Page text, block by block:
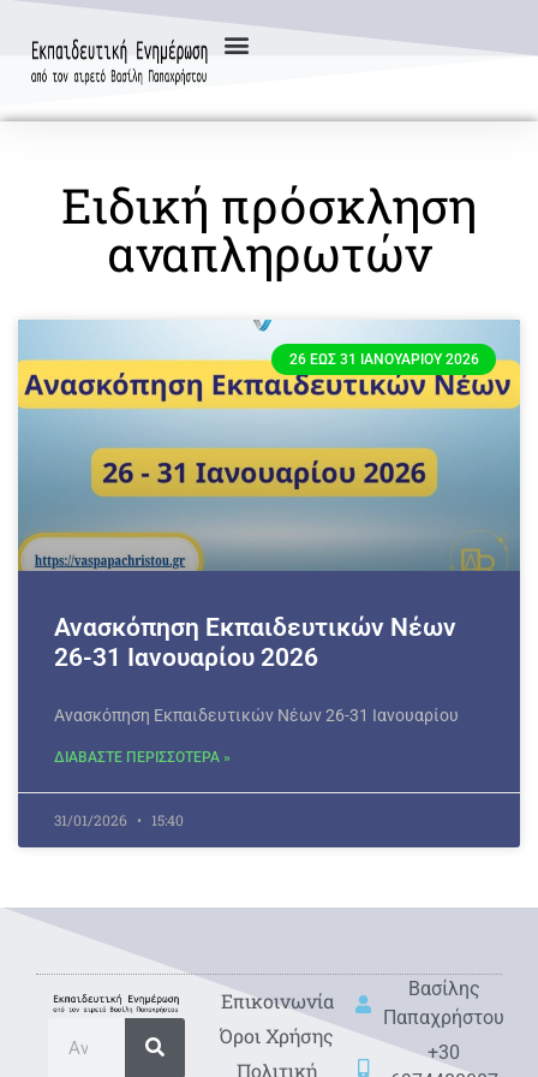
Ειδική πρόσκληση
αναπληρωτών
26 ΈΩΣ 31 ΙΑΝΟΥΑΡΊΟΥ 2026
Ανασκόπηση Εκπαιδευτικών Νέων
26-31 Ιανουαρίου 2026
Ανασκόπηση Εκπαιδευτικών Νέων 26-31 Ιανουαρίου
ΔΙΑΒΑΣΤΕ ΠΕΡΙΣΣΟΤΕΡΑ »
31/01/2026 15:40
Eπικοινωνία
Όροι Χρήσης
Πολιτική
Βασίλης
Παπαχρήστου
+30